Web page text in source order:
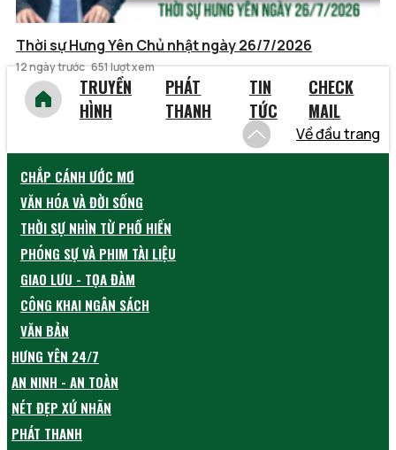
Thời sự Hưng Yên Chủ nhật ngày 26/7/2026
12 ngày trước 651 lượt xem
TRUYỀN
HÌNH
PHÁT
THANH
TIN
TỨC
CHECK
MAIL
Về đầu trang
CHẮP CÁNH ƯỚC MƠ
VĂN HÓA VÀ ĐỜI SỐNG
THỜI SỰ NHÌN TỪ PHỐ HIẾN
PHÓNG SỰ VÀ PHIM TÀI LIỆU
GIAO LƯU - TỌA ĐÀM
CÔNG KHAI NGÂN SÁCH
VĂN BẢN
HƯNG YÊN 24/7
AN NINH - AN TOÀN
NÉT ĐẸP XỨ NHÃN
PHÁT THANH